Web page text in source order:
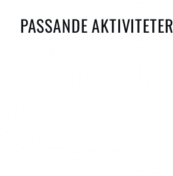
PASSANDE AKTIVITETER